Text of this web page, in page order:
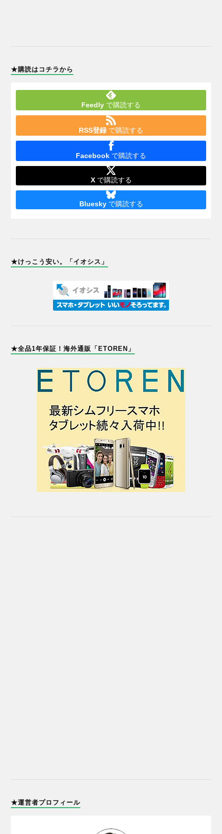
★購読はコチラから
Feedly で購読する
RSS登録 で購読する
Facebook で購読する
Xで購読する
Blueskyで購読する
★けっこう安い。「イオシス」
★全品1年保証！海外通販「ETOREN」
★運営者プロフィール